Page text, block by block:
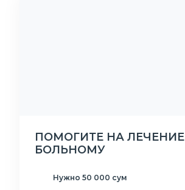
ПОМОГИТЕ НА ЛЕЧЕНИЕ
БОЛЬНОМУ
Нужно 50 000 сум